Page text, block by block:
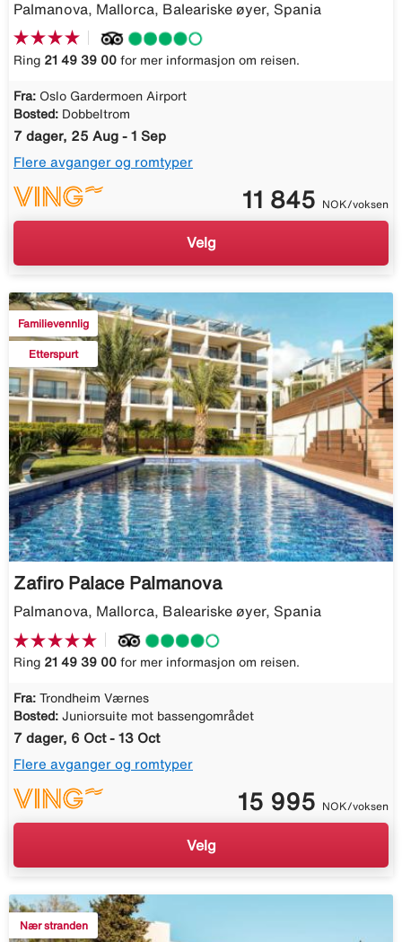
Palmanova, Mallorca, Baleariske øyer, Spania
Ring 21 49 39 00 for mer informasjon om reisen.
Fra: Oslo Gardermoen Airport
Bosted: Dobbeltrom
7 dager, 25 Aug - 1 Sep
Flere avganger og romtyper
11 845 NOK/voksen
Velg
Familievennlig
Etterspurt
Zafiro Palace Palmanova
Palmanova, Mallorca, Baleariske øyer, Spania
Ring 21 49 39 00 for mer informasjon om reisen.
Fra: Trondheim Værnes
Bosted: Juniorsuite mot bassengområdet
7 dager, 6 Oct - 13 Oct
Flere avganger og romtyper
15 995 NOK/voksen
Velg
Nær stranden